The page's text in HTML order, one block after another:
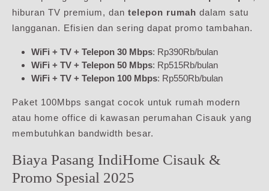
hiburan TV premium, dan telepon rumah dalam satu
langganan. Efisien dan sering dapat promo tambahan.
WiFi + TV + Telepon 30 Mbps: Rp390Rb/bulan
WiFi + TV + Telepon 50 Mbps: Rp515Rb/bulan
WiFi + TV + Telepon 100 Mbps: Rp550Rb/bulan
Paket 100Mbps sangat cocok untuk rumah modern
atau home office di kawasan perumahan Cisauk yang
membutuhkan bandwidth besar.
Biaya Pasang IndiHome Cisauk &
Promo Spesial 2025